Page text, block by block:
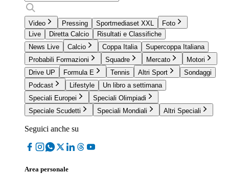
Video Pressing Sportmediaset XXL
Foto
Live
Diretta Calcio
Risultati e Classifiche
News Live
Calcio Coppa Italia
Supercoppa Italiana
Probabili Formazioni
Squadre Mercato
Motori
Drive UP
Formula E Tennis Altri Sport
Sondaggi
Podcast
Lifestyle
Un libro a settimana
Speciali Europei
Speciali Olimpiadi
Speciale Scudetti
Speciali Mondiali Altri Speciali
Seguici anche su
Area personale